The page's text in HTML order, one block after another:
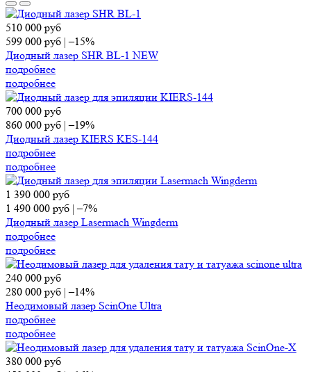
510 000 руб
599 000 руб |–15%
Диодный лазер SHR BL-1 NEW
подробнее
подробнее
700 000 руб
860 000 руб |–19%
Диодный лазер KIERS KES-144
подробнее
подробнее
1 390 000 руб
1 490 000 руб |–7%
Диодный лазер Lasermach Wingderm
подробнее
подробнее
240 000 руб
280 000 руб |–14%
Неодимовый лазер ScinOne Ultra
подробнее
подробнее
380 000 руб